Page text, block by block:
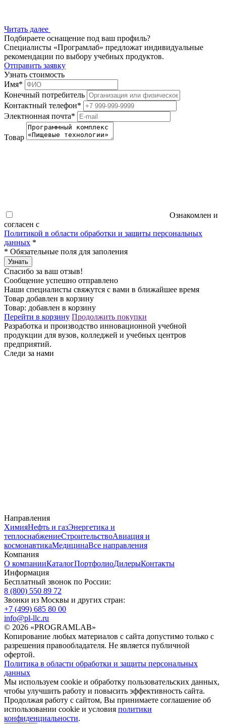
Читать далее
Подбираете оснащение под ваш профиль?
Специалисты «Програмлаб» предложат индивидуальные
рекомендации по выбору учебных продуктов.
Отправить заявку
Узнать стоимость
Имя*
Конечный потребитель
Контактный телефон*
Электнонная почта*
Товар
Ознакомлен и
согласен с
Политикой в области обработки и защиты персональных
данных *
* Обязательные поля для заполения
Узнать
Спасибо за ваш отзыв!
Сообщение успешно отправлено
Наши специалисты свяжутся с вами в ближайшее время
Товар добавлен в корзину
Товар: добавлен в корзину
Перейти в корзину Продолжить покупки
Разработка и производство инновационной учебной
продукции для вузов, колледжей и учебных центров
предприятий.
Следи за нами
Направления
ХимияНефть и газЭнергетика и
теплоснабжениеСтроительствоАвиация и
космонавтикаМедицинаВсе направления
Компания
О компанииКаталогПортфолиоДилерыКонтакты
Информация
Бесплатный звонок по России:
8 (800) 550 89 72
Звонки из Москвы и других стран:
+7 (499) 685 80 00
info@pl-llc.ru
© 2026 «PROGRAMLAB»
Копирование любых материалов с сайта допустимо только с
разрешения правообладателя. Не является публичной
офертой.
Политика в области обработки и защиты персональных
данных
Мы используем cookie и обработку пользовательских данных,
чтобы улучшить работу и повысить эффективность сайта.
Продолжая работу с сайтом, Вы принимаете соглашение об
использовании cookie и условия политики
конфиденциальности.